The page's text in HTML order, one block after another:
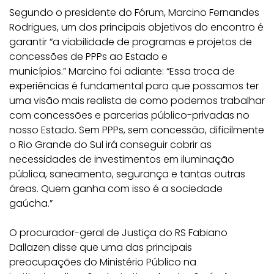
Segundo o presidente do Fórum, Marcino Fernandes
Rodrigues, um dos principais objetivos do encontro é
garantir “a viabilidade de programas e projetos de
concessões de PPPs ao Estado e
municípios.”Marcino foi adiante: “Essa troca de
experiências é fundamental para que possamos ter
uma visão mais realista de como podemos trabalhar
com concessões e parcerias público-privadas no
nosso Estado. Sem PPPs, sem concessão, dificilmente
o Rio Grande do Sul irá conseguir cobrir as
necessidades de investimentos em iluminação
pública, saneamento, segurança e tantas outras
áreas. Quem ganha com isso é a sociedade
gaúcha.”
O procurador-geral de Justiça do RS Fabiano
Dallazen disse que uma das principais
preocupações do Ministério Público na